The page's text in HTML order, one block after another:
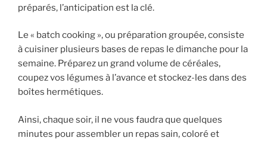
préparés, l’anticipation est la clé.
Le « batch cooking », ou préparation groupée, consiste
à cuisiner plusieurs bases de repas le dimanche pour la
semaine. Préparez un grand volume de céréales,
coupez vos légumes à l’avance et stockez-les dans des
boîtes hermétiques.
Ainsi, chaque soir, il ne vous faudra que quelques
minutes pour assembler un repas sain, coloré et